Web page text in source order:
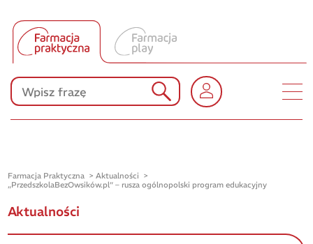
Produkty Polpharmy
KONKURSY
Farmacja Praktyczna
Aktualności
„PrzedszkolaBezOwsików.pl” – rusza ogólnopolski program edukacyjny
Aktualności